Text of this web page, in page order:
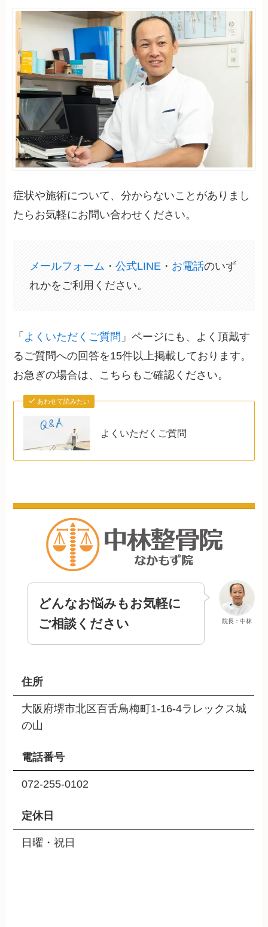
症状や施術について、分からないことがありまし
たらお気軽にお問い合わせください。
メールフォーム ・公式LINE ・ お電話のいず
れかをご利用ください。
「 よくいただくご質問 」ページにも、よく頂戴す
るご質問への回答を15件以上掲載しております。
お急ぎの場合は、こちらもご確認ください。
あわせて読みたい
よくいただくご質問
院長：中林
どんなお悩みもお気軽に
ご相談ください
住所
大阪府堺市北区百舌鳥梅町1-16-4ラレックス城
の山
電話番号
072-255-0102
定休日
日曜・祝日